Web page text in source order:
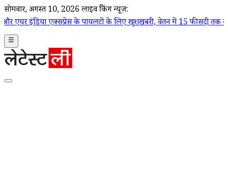
सोमवार, अगस्त 10, 2026 लाइव ब्रेकिंग न्यूज़:
के पायलटों के लिए खुशखबरी, वेतन में 15 फीसदी तक बढ़ोतरी का ऐलान
☰